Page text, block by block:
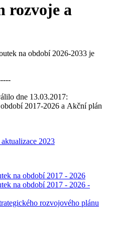
rozvoje a
na období 2026-2033 je
dne 13.03.2017:
2017-2026 a Akční plán
2023
na období 2017 - 2026
na období 2017 - 2026 -
rozvojového plánu